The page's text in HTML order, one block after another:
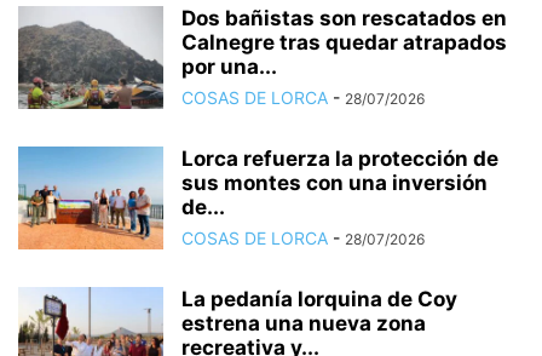
Dos bañistas son rescatados en
Calnegre tras quedar atrapados
por una...
COSAS DE LORCA - 28/07/2026
Lorca refuerza la protección de
sus montes con una inversión
de...
COSAS DE LORCA - 28/07/2026
La pedanía lorquina de Coy
estrena una nueva zona
recreativa y...